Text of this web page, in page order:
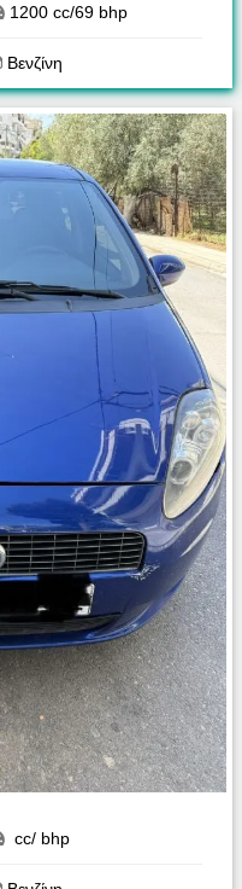
1200 cc/69 bhp
Βενζίνη
cc/ bhp